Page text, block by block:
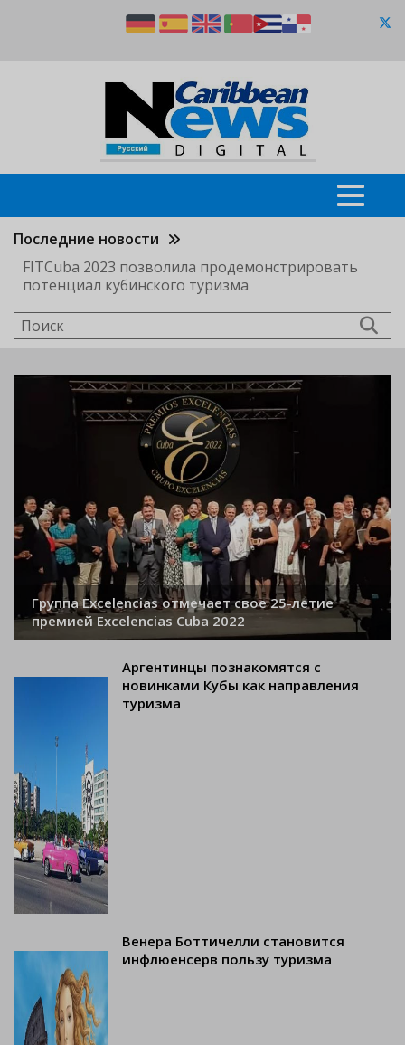
Последние новости
FITCuba 2023 позволила продемонстрировать
потенциал кубинского туризма
Поиск
Группа Excelencias отмечает свое 25-летие
премией Excelencias Cuba 2022
Аргентинцы познакомятся с
новинками Кубы как направления
туризма
Венера Боттичелли становится
инфлюенсерв пользу туризма